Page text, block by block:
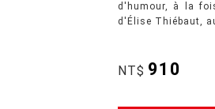
d'humour, à la
d'Élise Thiébaut,
NT$ 910